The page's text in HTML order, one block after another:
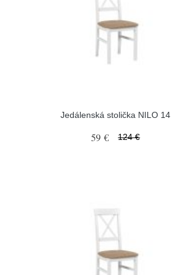
Jedálenská stolička NILO 14
59 € 124 €